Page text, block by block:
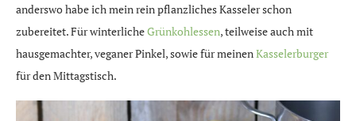
anderswo habe ich mein rein pflanzliches Kasseler schon
zubereitet. Für winterlicheGrünkohlessen, teilweise auch mit
hausgemachter, veganer Pinkel, sowie für meinenKasselerburger
für den Mittagstisch.